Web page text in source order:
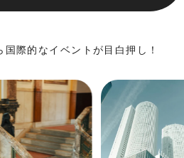
際的なイベントが目白押し！